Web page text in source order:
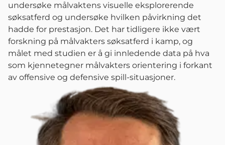
undersøke målvaktens visuelle eksplorerende
søksatferd og undersøke hvilken påvirkning det
hadde for prestasjon. Det har tidligere ikke vært
forskning på målvakters søksatferd i kamp, og
målet med studien er å gi innledende data på hva
som kjennetegner målvakters orientering i forkant
av offensive og defensive spill-situasjoner.